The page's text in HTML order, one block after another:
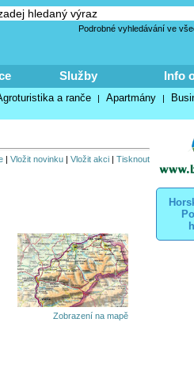
Podrobné vyhledávání ve
Služby Info
a ranče | Apartmány |
| Vložit novinku| Vložit akci| Tisknout
Zobrazení na mapě